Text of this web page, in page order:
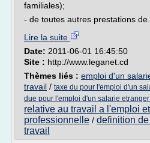
familiales);
- de toutes autres prestations de...
Lire la suite
Date: 2011-06-01 16:45:50
Site : http://www.leganet.cd
Thèmes liés : emploi d'un
travail / taxe du pour l'emploi d'un
due pour l'emploi d'un salarie
relative au travail a l'emploi
professionnelle / definition
travail